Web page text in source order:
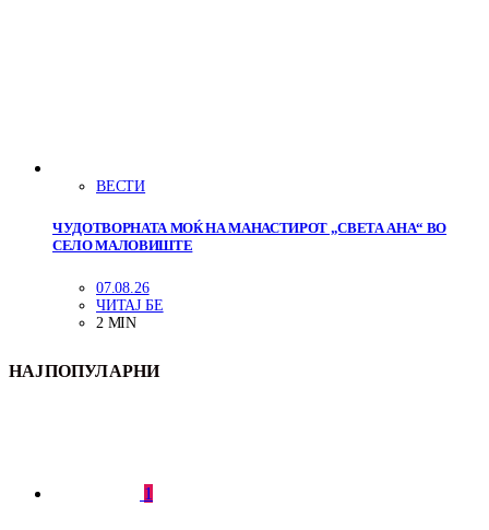
ВЕСТИ
ЧУДОТВОРНАТА МОЌ НА МАНАСТИРОТ „СВЕТА АНА“ ВО
СЕЛО МАЛОВИШТЕ
07.08.26
ЧИТАЈ БЕ
2 MIN
НАЈПОПУЛАРНИ
1